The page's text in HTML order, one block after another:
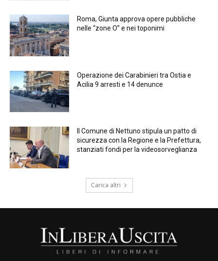
Roma, Giunta approva opere pubbliche
nelle “zone O” e nei toponimi
Operazione dei Carabinieri tra Ostia e
Acilia 9 arresti e 14 denunce
Il Comune di Nettuno stipula un patto di
sicurezza con la Regione e la Prefettura,
stanziati fondi per la videosorveglianza
Carica altri